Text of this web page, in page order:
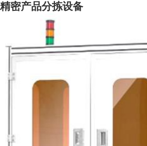
精密产品分拣设备